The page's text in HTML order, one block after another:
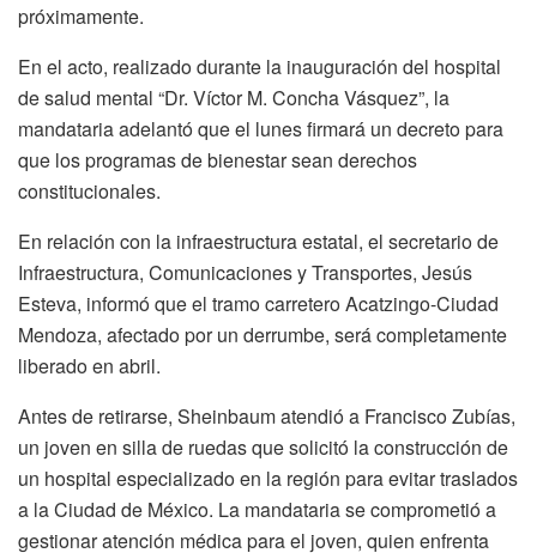
próximamente.
En el acto, realizado durante la inauguración del hospital
de salud mental “Dr. Víctor M. Concha Vásquez”, la
mandataria adelantó que el lunes firmará un decreto para
que los programas de bienestar sean derechos
constitucionales.
En relación con la infraestructura estatal, el secretario de
Infraestructura, Comunicaciones y Transportes, Jesús
Esteva, informó que el tramo carretero Acatzingo-Ciudad
Mendoza, afectado por un derrumbe, será completamente
liberado en abril.
Antes de retirarse, Sheinbaum atendió a Francisco Zubías,
un joven en silla de ruedas que solicitó la construcción de
un hospital especializado en la región para evitar traslados
a la Ciudad de México. La mandataria se comprometió a
gestionar atención médica para el joven, quien enfrenta